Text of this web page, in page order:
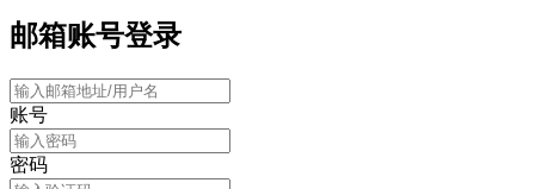
邮箱账号登录
账号
密码